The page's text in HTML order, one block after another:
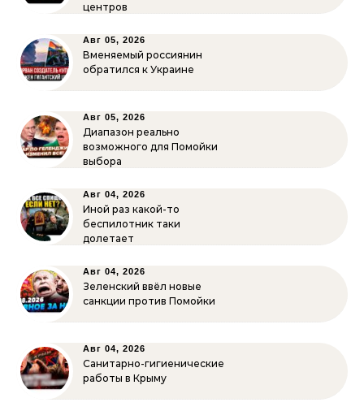
центров
Авг 05, 2026
Вменяемый россиянин
обратился к Украине
Авг 05, 2026
Диапазон реально
возможного для Помойки
выбора
Авг 04, 2026
Иной раз какой-то
беспилотник таки
долетает
Авг 04, 2026
Зеленский ввёл новые
санкции против Помойки
Авг 04, 2026
Санитарно-гигиенические
работы в Крыму